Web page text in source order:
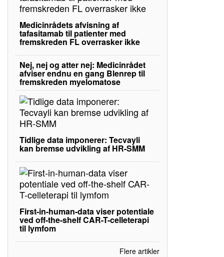
Medicinrådets afvisning af
tafasitamab til patienter med
fremskreden FL overrasker ikke
Nej, nej og atter nej: Medicinrådet
afviser endnu en gang Blenrep til
fremskreden myelomatose
Tidlige data imponerer: Tecvayli
kan bremse udvikling af HR-SMM
First-in-human-data viser potentiale
ved off-the-shelf CAR-T-celleterapi
til lymfom
Flere artikler